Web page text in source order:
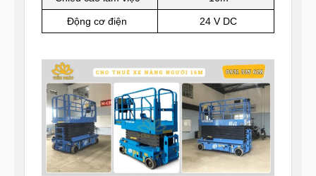
Động cơ điện 24 V DC